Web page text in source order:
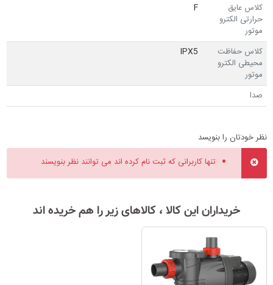
کلاس عایق
حرارتی الکترو
موتور
F
کلاس حفاظت
محیطی الکترو
موتور
IPX5
صدا
نظر خودتان را بنویسد
تنها کاربرانی که ثبت نام کرده اند می توانند نظر بنویسند
خریداران این کالا ، کالاهای زیر را هم خریده اند